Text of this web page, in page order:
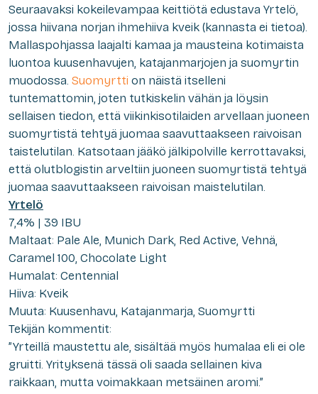
Seuraavaksi kokeilevampaa keittiötä edustava Yrtelö,
jossa hiivana norjan ihmehiiva kveik (kannasta ei tietoa).
Mallaspohjassa laajalti kamaa ja mausteina kotimaista
luontoa kuusenhavujen, katajanmarjojen ja suomyrtin
muodossa. Suomyrtti on näistä itselleni
tuntemattomin, joten tutkiskelin vähän ja löysin
sellaisen tiedon, että viikinkisotilaiden arvellaan juoneen
suomyrtistä tehtyä juomaa saavuttaakseen raivoisan
taistelutilan. Katsotaan jääkö jälkipolville kerrottavaksi,
että olutblogistin arveltiin juoneen suomyrtistä tehtyä
juomaa saavuttaakseen raivoisan maistelutilan.
Yrtelö
7,4% | 39 IBU
Maltaat: Pale Ale, Munich Dark, Red Active, Vehnä,
Caramel 100, Chocolate Light
Humalat: Centennial
Hiiva: Kveik
Muuta: Kuusenhavu, Katajanmarja, Suomyrtti
Tekijän kommentit:
”Yrteillä maustettu ale, sisältää myös humalaa eli ei ole
gruitti. Yrityksenä tässä oli saada sellainen kiva
raikkaan, mutta voimakkaan metsäinen aromi.”